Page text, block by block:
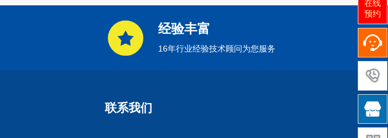
经验丰富
16年行业经验技术顾问为您服务
联系我们
在线
预约
